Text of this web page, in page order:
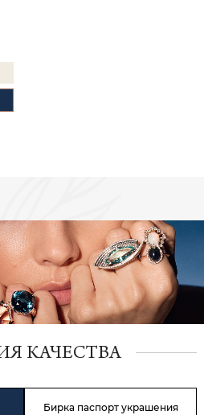
КАЧЕСТВА
Бирка паспорт украшения